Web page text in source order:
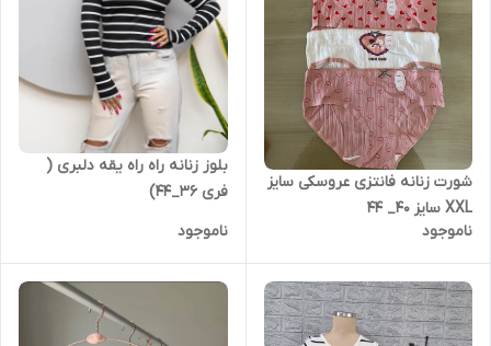
شورت زنانه فانتزی عروسکی سایز
XXL سایز 40_ 44
ناموجود
بلوز زنانه راه راه یقه دلبری (
فری 36_44)
ناموجود